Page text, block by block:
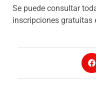
Se puede consultar
inscripciones gratuitas